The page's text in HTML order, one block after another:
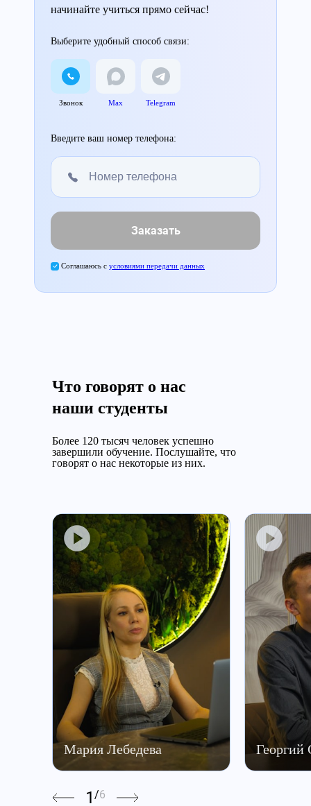
начинайте учиться прямо сейчас!
Выберите удобный способ связи:
Звонок Max Telegram
Введите ваш номер телефона:
Заказать
Соглашаюсь с условиями передачи данных
Что говорят о нас
наши студенты
Более 120 тысяч человек успешно
завершили обучение. Послушайте, что
говорят о нас некоторые из них.
Мария Лебедева Георгий
1 /6